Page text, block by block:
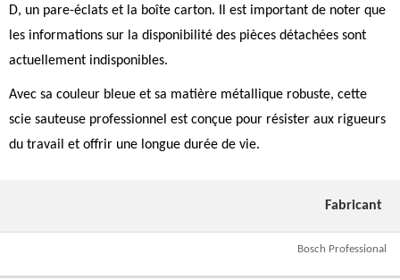
D, un pare-éclats et la boîte carton. Il est important de noter que
les informations sur la disponibilité des pièces détachées sont
actuellement indisponibles.
Avec sa couleur bleue et sa matière métallique robuste, cette
scie sauteuse professionnel est conçue pour résister aux rigueurs
du travail et offrir une longue durée de vie.
Fabricant
Bosch Professional